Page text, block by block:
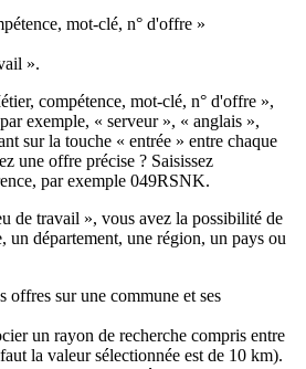
mot-clé, n° d'offre »
».
compétence, mot-clé, n° d'offre »,
exemple, « serveur », « anglais »,
sur la touche « entrée » entre chaque
une offre précise ? Saisissez
par exemple 049RSNK.
de travail », vous avez la possibilité de
un département, une région, un pays ou
offres sur une commune et ses
un rayon de recherche compris entre
la valeur sélectionnée est de 10 km).